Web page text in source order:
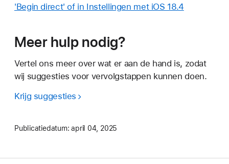
'Begin direct' of in Instellingen met iOS 18.4
Meer hulp nodig?
Vertel ons meer over wat er aan de hand is, zodat
wij suggesties voor vervolgstappen kunnen doen.
Krijg suggesties
Publicatiedatum: april 04, 2025